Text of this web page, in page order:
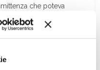
che poteva
nella capitale,
fonti sappiamo che